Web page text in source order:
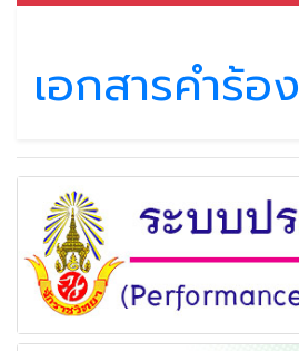
เอกสารคำร้อง